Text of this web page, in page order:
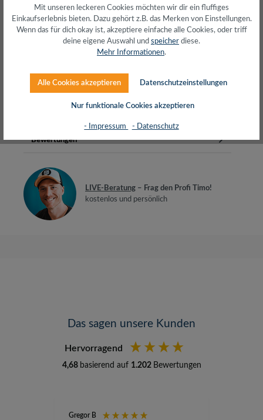
Verteilerfeld12 geschirmte RJ45 Buchsen…
Bewertungen
LIVE-Beratung – Frag den Profi Timo!
kostenlos und persönlich
Das sagen unsere Kunden
Hervorragend
4,68 basierend auf 1.202 Bewertungen
Gregor B
Mit unseren leckeren Cookies möchten wir dir ein fluffiges
Einkaufserlebnis bieten. Dazu gehört z.B. das Merken von Einstellungen.
Wenn das für dich okay ist, akzeptiere einfache alle Cookies, oder triff
deine eigene Auswahl und speicher diese.
Mehr Informationen.
Alle Cookies akzeptieren Datenschutzeinstellungen
Nur funktionale Cookies akzeptieren
- Impressum - Datenschutz